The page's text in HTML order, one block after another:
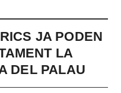
JA PODEN
LA
DEL PALAU